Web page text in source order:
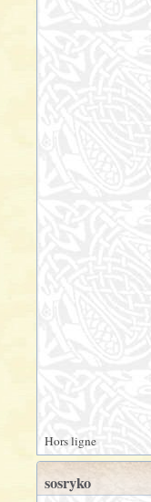
Hors ligne
sosryko